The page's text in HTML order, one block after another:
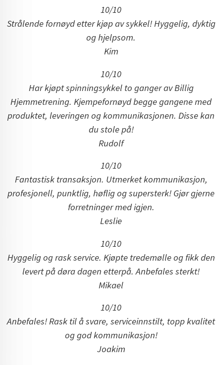
10/10
Strålende fornøyd etter kjøp av sykkel! Hyggelig, dyktig
og hjelpsom.
Kim
10/10
Har kjøpt spinningsykkel to ganger av Billig
Hjemmetrening. Kjempefornøyd begge gangene med
produktet, leveringen og kommunikasjonen. Disse kan
du stole på!
Rudolf
10/10
Fantastisk transaksjon. Utmerket kommunikasjon,
profesjonell, punktlig, høflig og supersterk! Gjør gjerne
forretninger med igjen.
Leslie
10/10
Hyggelig og rask service. Kjøpte tredemølle og fikk den
levert på døra dagen etterpå. Anbefales sterkt!
Mikael
10/10
Anbefales! Rask til å svare, serviceinnstilt, topp kvalitet
og god kommunikasjon!
Joakim